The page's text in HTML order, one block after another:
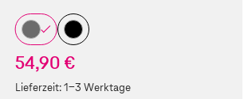
54,90 €
Lieferzeit:1-3 Werktage